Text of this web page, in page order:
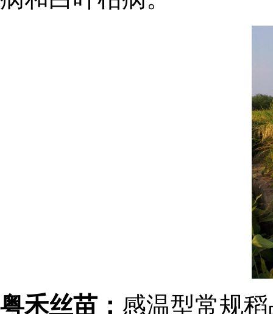
粤禾丝苗： 感温型常规